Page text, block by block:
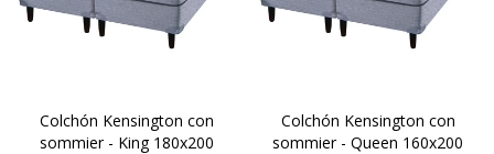
cm la suma del colchón y el
sommier.
Colchón Kensington con
sommier - King 180x200
cm la suma del colchón y el
sommier.
Colchón Kensington con
sommier - Queen 160x200